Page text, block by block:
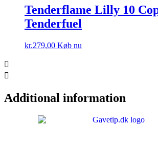
Tenderflame Lilly 10
Tenderfuel
kr.279,00 Køb nu
Additional information